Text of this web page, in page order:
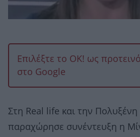
Επιλέξτε το OK! ως
στο Google
Στη Real life και την
παραχώρησε συνέντευξη η